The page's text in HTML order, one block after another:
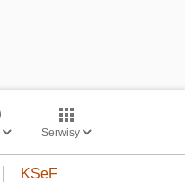
Serwisy
KSeF